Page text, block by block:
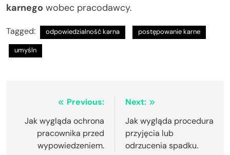
karnego wobec pracodawcy.
Tagged: odpowiedzialność karna postępowanie karne
umyśln
Nawigacja
wpisu
Previous:
Jak wygląda ochrona
pracownika przed
wypowiedzeniem.
Next:
Jak wygląda procedura
przyjęcia lub
odrzucenia spadku.